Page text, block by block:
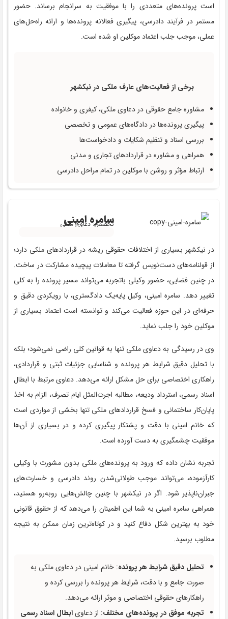
است پرونده‌های متعددی را با موفقیت به سرانجام برساند. حضور
مستمر در فرآیند دادرسی، پیگیری فعالانه پرونده‌ها و ارائه راه‌حل‌های
عملی، موجب جلب اعتماد موکلین او شده است.
برخی از فعالیت‌‌های عارف ملکی در نیکشهر
مشاوره جامع حقوقی در دعاوی ملکی، کیفری و خانواده
پیگیری پرونده‌ها در دادگاه‌های عمومی و تخصصی
بررسی اسناد و تنظیم شکایات و دادخواست‌ها
همراهی و مشاوره در قراردادهای تجاری و مدنی
ارتباط مؤثر و روشن با موکلین در تمام مراحل دادرسی
سامره امینی
تخصص: دعاوی ملکی
در نیکشهر بسیاری از اختلافات حقوقی ریشه در قراردادهای ملکی دارد؛
از قولنامه‌های دست‌نویس گرفته تا معاملات پیچیده مشارکت در ساخت.
در چنین فضایی، حضور وکیلی باتجربه می‌تواند مسیر پرونده را به کلی
تغییر دهد. سامره امینی، وکیل پایه‌یک دادگستری، با رویکردی دقیق و
حرفه‌ای در این حوزه فعالیت می‌کند و توانسته است اعتماد بسیاری از
موکلین خود را جلب نماید.
وی در رسیدگی به دعاوی ملکی تنها به قوانین کلی راضی نمی‌شود؛ بلکه
با تحلیل دقیق شرایط هر پرونده و شناسایی جزئیات ثبتی و قراردادی،
راهکاری اختصاصی برای حل مشکل ارائه می‌دهد. دعاوی مرتبط با ابطال
اسناد رسمی، استرداد ودیعه، مطالبه اجرت‌المثل ایام تصرف، الزام به اخذ
پایان‌کار ساختمانی و فسخ قراردادهای ملکی تنها بخشی از مواردی است
که خانم امینی با دقت و پشتکار پیگیری کرده و در بسیاری از آن‌ها
موفقیت چشمگیری به دست آورده است.
تجربه نشان داده که ورود به پرونده‌های ملکی بدون مشورت با وکیلی
کارآزموده، می‌تواند موجب طولانی‌شدن روند دادرسی و خسارت‌های
جبران‌ناپذیر شود. اگر در نیکشهر با چنین چالش‌هایی روبه‌رو هستید،
همراهی سامره امینی به شما این اطمینان را می‌دهد که از حقوق قانونی
خود به بهترین شکل دفاع کنید و در کوتاه‌ترین زمان ممکن به نتیجه
مطلوب برسید.
تحلیل دقیق شرایط هر پرونده: خانم امینی در دعاوی ملکی به
صورت جامع و با دقت، شرایط هر پرونده را بررسی کرده و
راهکارهای حقوقی اختصاصی و موثر ارائه می‌دهد.
تجربه موفق در پرونده‌های مختلف: از دعاویابطال اسناد رسمی